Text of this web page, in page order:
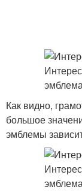
Как видно,
большое
эмблемы